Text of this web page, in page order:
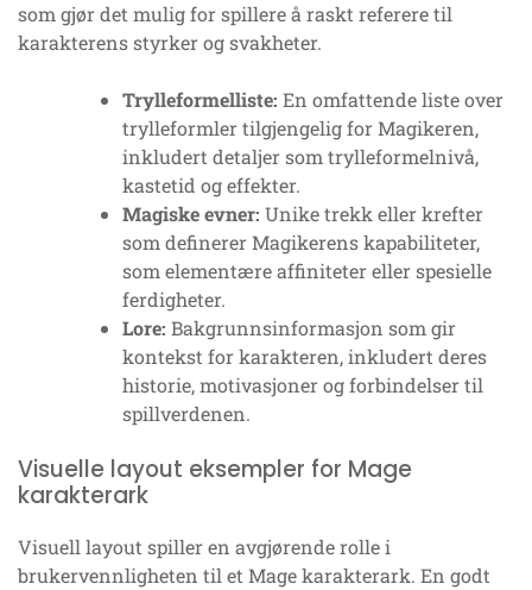
som gjør det mulig for spillere å raskt referere til
karakterens styrker og svakheter.
Trylleformelliste: En omfattende liste over
trylleformler tilgjengelig for Magikeren,
inkludert detaljer som trylleformelnivå,
kastetid og effekter.
Magiske evner: Unike trekk eller krefter
som definerer Magikerens kapabiliteter,
som elementære affiniteter eller spesielle
ferdigheter.
Lore: Bakgrunnsinformasjon som gir
kontekst for karakteren, inkludert deres
historie, motivasjoner og forbindelser til
spillverdenen.
Visuelle layout eksempler for Mage
karakterark
Visuell layout spiller en avgjørende rolle i
brukervennligheten til et Mage karakterark. En godt